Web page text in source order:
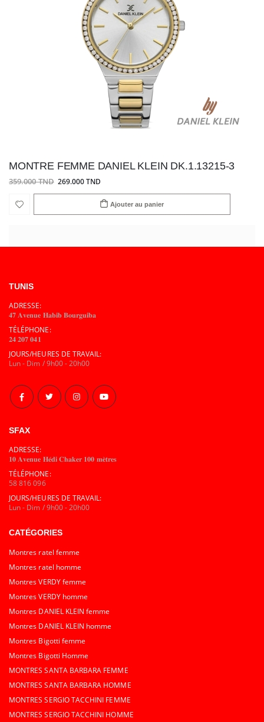
MONTRE FEMME DANIEL KLEIN DK.1.13215-3
359.000 TND 269.000 TND
Ajouter au panier
TUNIS
ADRESSE:
𝟒𝟕 𝐀𝐯𝐞𝐧𝐮𝐞 𝐇𝐚𝐛𝐢𝐛 𝐁𝐨𝐮𝐫𝐠𝐮𝐢𝐛𝐚
TÉLÉPHONE:
𝟐𝟒 𝟐𝟎𝟕 𝟎𝟒𝟏
JOURS/HEURES DE TRAVAIL:
Lun - Dim / 9h00 - 20h00
SFAX
ADRESSE:
𝟏𝟎 𝐀𝐯𝐞𝐧𝐮𝐞 𝐇𝐞́𝐝𝐢 𝐂𝐡𝐚𝐤𝐞𝐫 𝟏𝟎𝟎 𝐦𝐞̀𝐭𝐫𝐞𝐬
TÉLÉPHONE:
58 816 096
JOURS/HEURES DE TRAVAIL:
Lun - Dim / 9h00 - 20h00
CATÉGORIES
Montres ratel femme
Montres ratel homme
Montres VERDY femme
Montres VERDY homme
Montres DANIEL KLEIN femme
Montres DANIEL KLEIN homme
Montres Bigotti femme
Montres Bigotti Homme
MONTRES SANTA BARBARA FEMME
MONTRES SANTA BARBARA HOMME
MONTRES SERGIO TACCHINI FEMME
MONTRES SERGIO TACCHINI HOMME